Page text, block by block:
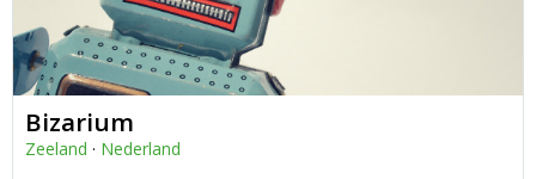
Bizarium
Zeeland · Nederland